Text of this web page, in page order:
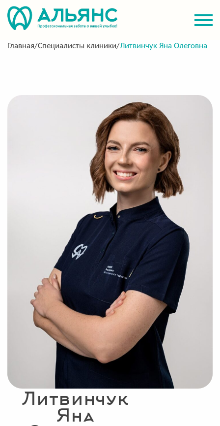
Главная/Специалисты клиники/Литвинчук Яна Олеговна
Литвинчук
Яна